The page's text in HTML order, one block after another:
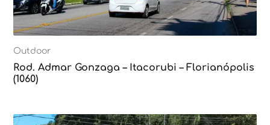
Outdoor
Rod. Admar Gonzaga – Itacorubi – Florianópolis
(1060)